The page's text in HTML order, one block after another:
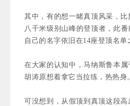
其中，有的想一睹真顶风采，比
八千米级别山峰的登顶者，此
自己的名字依旧在14座登顶名单
在大家的认知中，马纳斯鲁本属
胡涛原想着拿它当拉练，热热身。
可没想到，从假顶到真顶这段高